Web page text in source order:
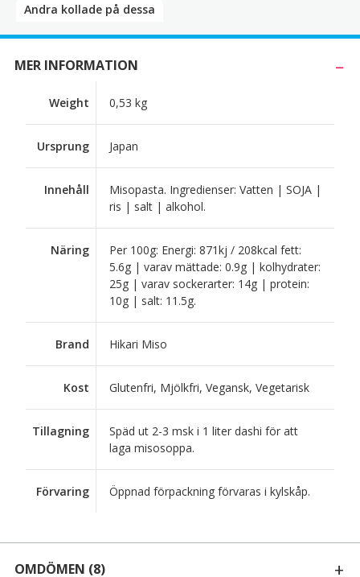
Andra kollade på dessa​
MER INFORMATION
Weight 0,53 kg
Ursprung Japan
Innehåll
Misopasta. Ingredienser: Vatten | SOJA |
ris | salt | alkohol.
Näring
Per 100g: Energi: 871kj / 208kcal fett:
5.6g | varav mättade: 0.9g | kolhydrater:
25g | varav sockerarter: 14g | protein:
10g | salt: 11.5g.
Brand Hikari Miso
Kost Glutenfri, Mjölkfri, Vegansk, Vegetarisk
Tillagning
Späd ut 2-3 msk i 1 liter dashi för att
laga misosoppa.
Förvaring Öppnad förpackning förvaras i kylskåp.
OMDÖMEN (8)